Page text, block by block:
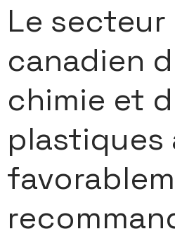
Le secteur
canadien
chimie et
plastiques